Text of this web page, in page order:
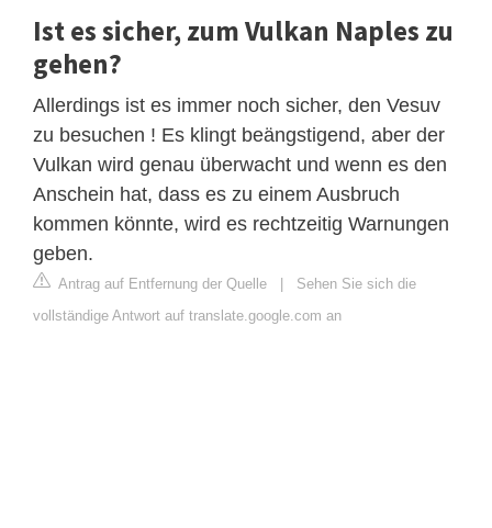
Ist es sicher, zum Vulkan Naples zu
gehen?
Allerdings ist es immer noch sicher, den Vesuv
zu besuchen ! Es klingt beängstigend, aber der
Vulkan wird genau überwacht und wenn es den
Anschein hat, dass es zu einem Ausbruch
kommen könnte, wird es rechtzeitig Warnungen
geben.
Antrag auf Entfernung der Quelle | Sehen Sie sich die
vollständige Antwort auf translate.google.com an